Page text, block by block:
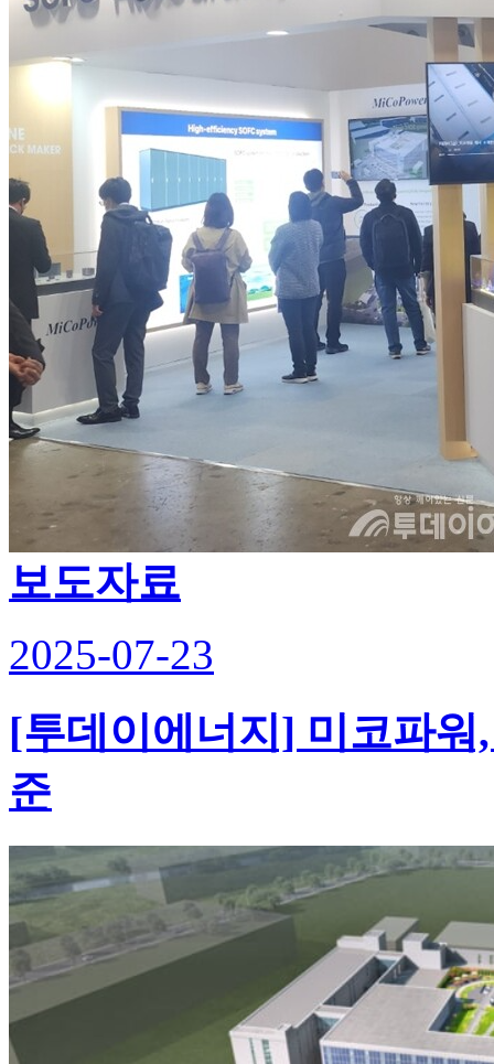
보도자료
2025-07-23
[투데이에너지] 미코파워
준